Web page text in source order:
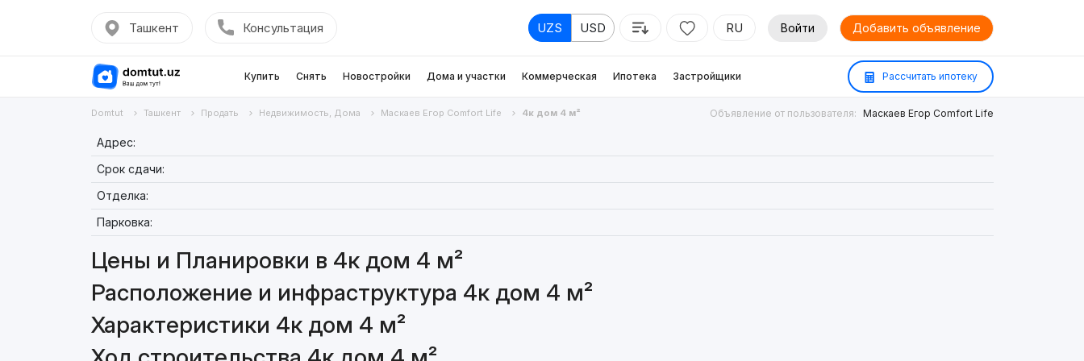
Ташкент Консультация UZS USD RU Войти Добавить объявление
Купить Снять Новостройки Дома и участки Коммерческая Ипотека Застройщики Рассчитать ипотеку
Domtut Ташкент Продать Недвижимость, Дома Маскаев Егор Comfort Life 4к дом 4 м² Объявление от пользователя: Маскаев Егор Comfort Life
Адрес:
Срок сдачи:
Отделка:
Парковка:
Цены и Планировки в 4к дом 4 м²
Расположение и инфраструктура 4к дом 4 м²
Характеристики 4к дом 4 м²